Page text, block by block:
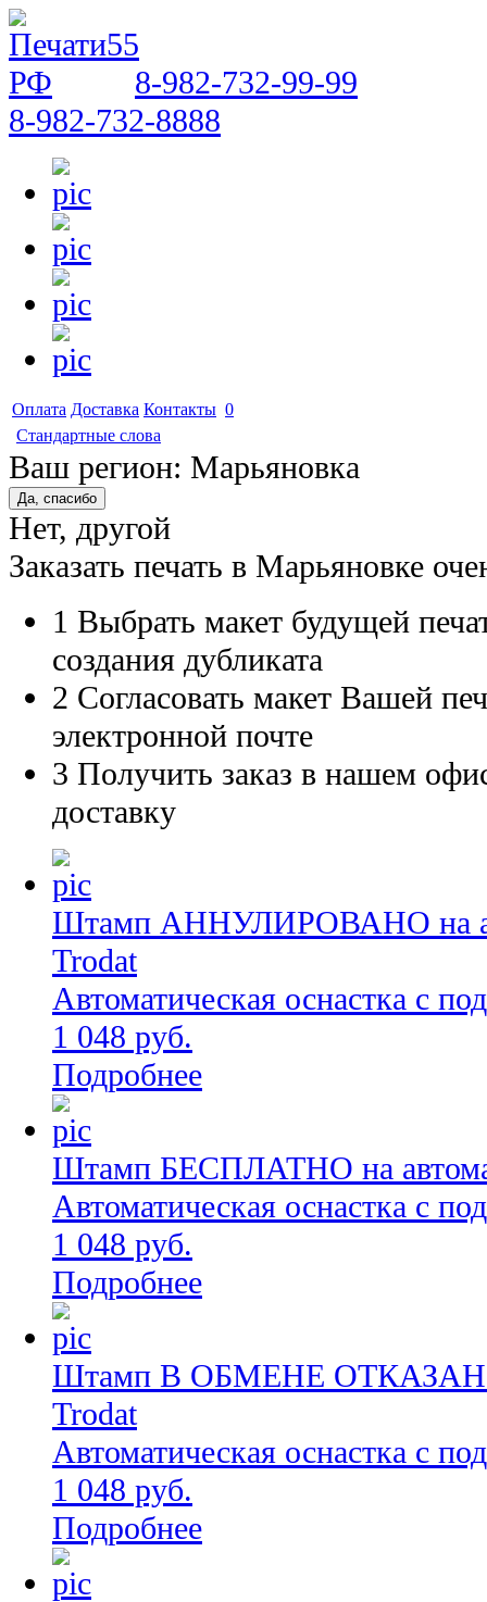
8-982-732-99-99
8-982-732-8888
Оплата Доставка Контакты 0
Стандартные слова
Ваш регион: Марьяновка
Нет, другой
Заказать печать в Марьяновке
1 Выбрать макет будущей
создания дубликата
2 Согласовать макет Вашей
электронной почте
3 Получить заказ в нашем
доставку
Штамп АННУЛИРОВАНО на
Trodat
Автоматическая оснастка с
1 048 руб.
Подробнее
Штамп БЕСПЛАТНО на
Автоматическая оснастка с
1 048 руб.
Подробнее
Штамп В ОБМЕНЕ ОТКАЗАНО
Trodat
Автоматическая оснастка с
1 048 руб.
Подробнее